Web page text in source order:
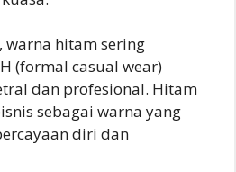
warna hitam sering
(formal casual wear)
dan profesional. Hitam
sebagai warna yang
diri dan